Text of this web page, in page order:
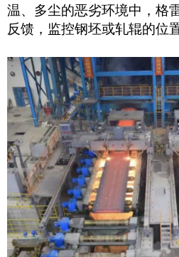
温、多尘的恶劣环境中，格
反馈，监控钢坯或轧辊的位置